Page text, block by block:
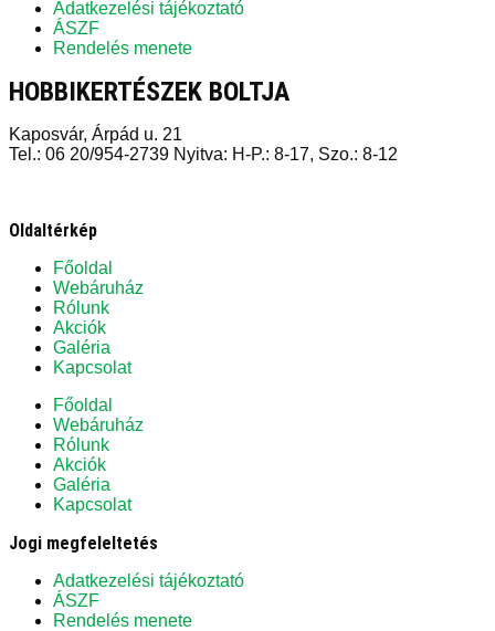
Adatkezelési tájékoztató
ÁSZF
Rendelés menete
HOBBIKERTÉSZEK BOLTJA
Kaposvár, Árpád u. 21
Tel.: 06 20/954-2739 Nyitva: H-P.: 8-17, Szo.: 8-12
Oldaltérkép
Főoldal
Webáruház
Rólunk
Akciók
Galéria
Kapcsolat
Főoldal
Webáruház
Rólunk
Akciók
Galéria
Kapcsolat
Jogi megfeleltetés
Adatkezelési tájékoztató
ÁSZF
Rendelés menete